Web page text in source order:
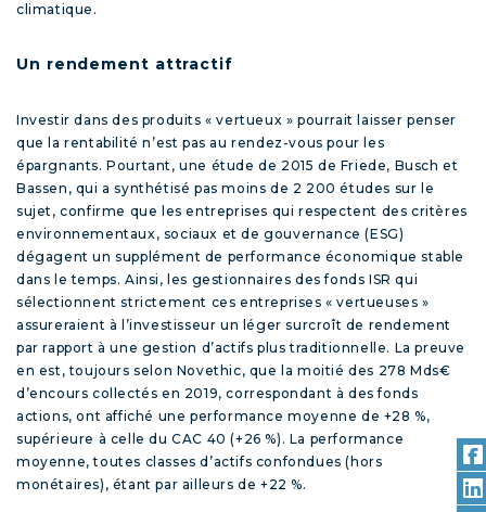
climatique.
Un rendement attractif
Investir dans des produits « vertueux » pourrait laisser penser
que la rentabilité n’est pas au rendez-vous pour les
épargnants. Pourtant, une étude de 2015 de Friede, Busch et
Bassen, qui a synthétisé pas moins de 2 200 études sur le
sujet, confirme que les entreprises qui respectent des critères
environnementaux, sociaux et de gouvernance (ESG)
dégagent un supplément de performance économique stable
dans le temps. Ainsi, les gestionnaires des fonds ISR qui
sélectionnent strictement ces entreprises « vertueuses »
assureraient à l’investisseur un léger surcroît de rendement
par rapport à une gestion d’actifs plus traditionnelle. La preuve
en est, toujours selon Novethic, que la moitié des 278 Mds€
d’encours collectés en 2019, correspondant à des fonds
actions, ont affiché une performance moyenne de +28 %,
supérieure à celle du CAC 40 (+26 %). La performance
moyenne, toutes classes d’actifs confondues (hors
monétaires), étant par ailleurs de +22 %.